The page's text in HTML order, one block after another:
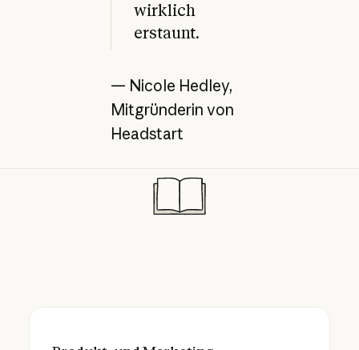
wirklich
erstaunt.
— Nicole Hedley,
Mitgründerin von
Headstart
Produkt- und Marketing-Führungskräfte